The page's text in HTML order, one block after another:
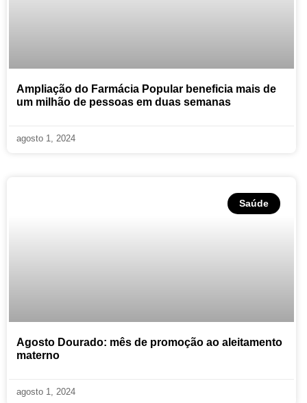
Ampliação do Farmácia Popular beneficia mais de
um milhão de pessoas em duas semanas
agosto 1, 2024
Saúde
Agosto Dourado: mês de promoção ao aleitamento
materno
agosto 1, 2024